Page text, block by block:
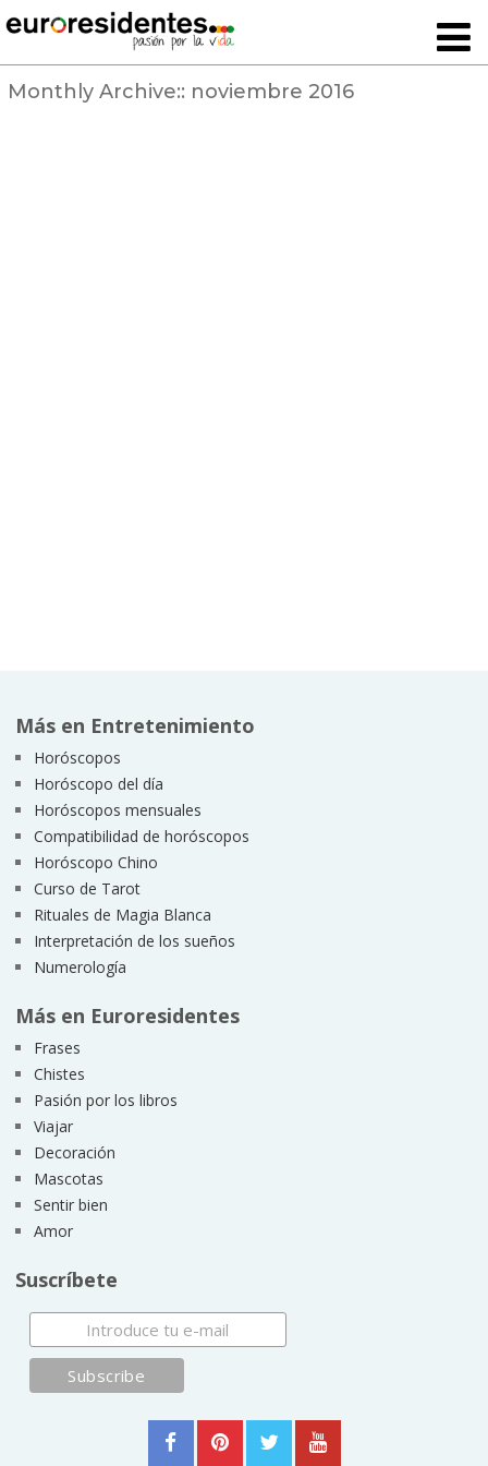
Monthly Archive:: noviembre 2016
Más en Entretenimiento
Horóscopos
Horóscopo del día
Horóscopos mensuales
Compatibilidad de horóscopos
Horóscopo Chino
Curso de Tarot
Rituales de Magia Blanca
Interpretación de los sueños
Numerología
Más en Euroresidentes
Frases
Chistes
Pasión por los libros
Viajar
Decoración
Mascotas
Sentir bien
Amor
Suscríbete